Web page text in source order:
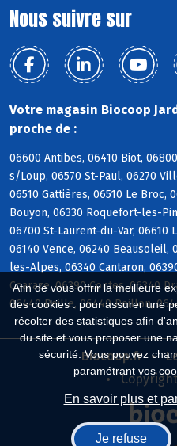
Afin de vous offrir la meilleure
des cookies : pour assurer une
récolter des statistiques afin
du site et vous proposer une
sécurité. Vous pouvez
paramétrant vos
En savoir plus et
Je refuse
Nous suivre sur
Votre magasin Biocoop
proche de :
06600 Antibes, 06410 Biot,
s/Loup, 06570 St-Paul, 06270
06510 Gattières, 06510 Le Broc,
Bouyon, 06330 Roquefort-les-
06700 St-Laurent-du-Var, 06610
06140 Vence, 06240 Beausoleil,
les-Alpes, 06340 Cantaron,
Coaraze, 06390 Contes, 06340
06440 Peille, 06440 Peillon,
Biocoop.fr